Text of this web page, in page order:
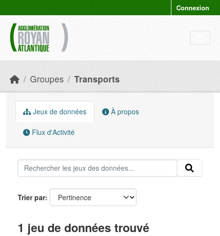
Connexion
Groupes Transports
Jeux de données À propos
Flux d'Activité
Trier par
1 jeu de données trouvé